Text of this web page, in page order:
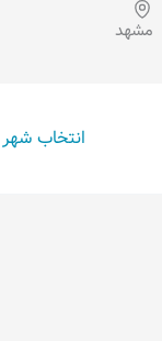
مشهد
انتخاب شهر